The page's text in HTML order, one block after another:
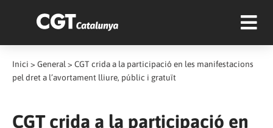
Inici > General > CGT crida a la participació en les manifestacions
pel dret a l’avortament lliure, públic i gratuït
CGT crida a la participació en